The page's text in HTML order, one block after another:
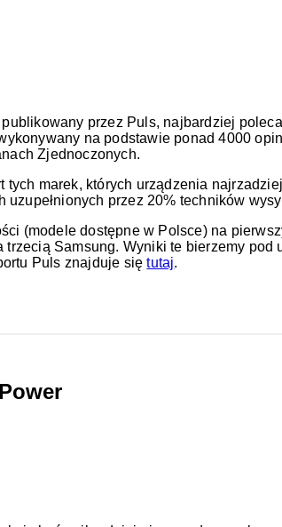
przez Puls, najbardziej
na podstawie ponad 4000
Zjednoczonych.
tych marek, których urządzenia
przez 20% techników
(modele dostępne w Polsce) na
Samsung. Wyniki te bierzemy pod
Puls znajduje siętutaj.